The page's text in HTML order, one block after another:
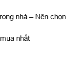
nhà – Nên chọn
nhất